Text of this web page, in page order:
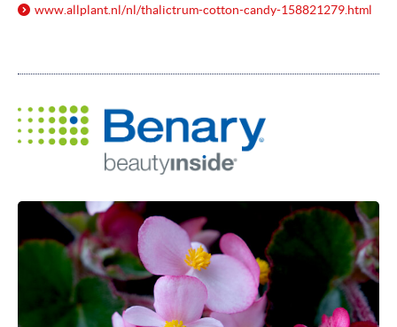
www.allplant.nl/nl/thalictrum-cotton-candy-158821279.html